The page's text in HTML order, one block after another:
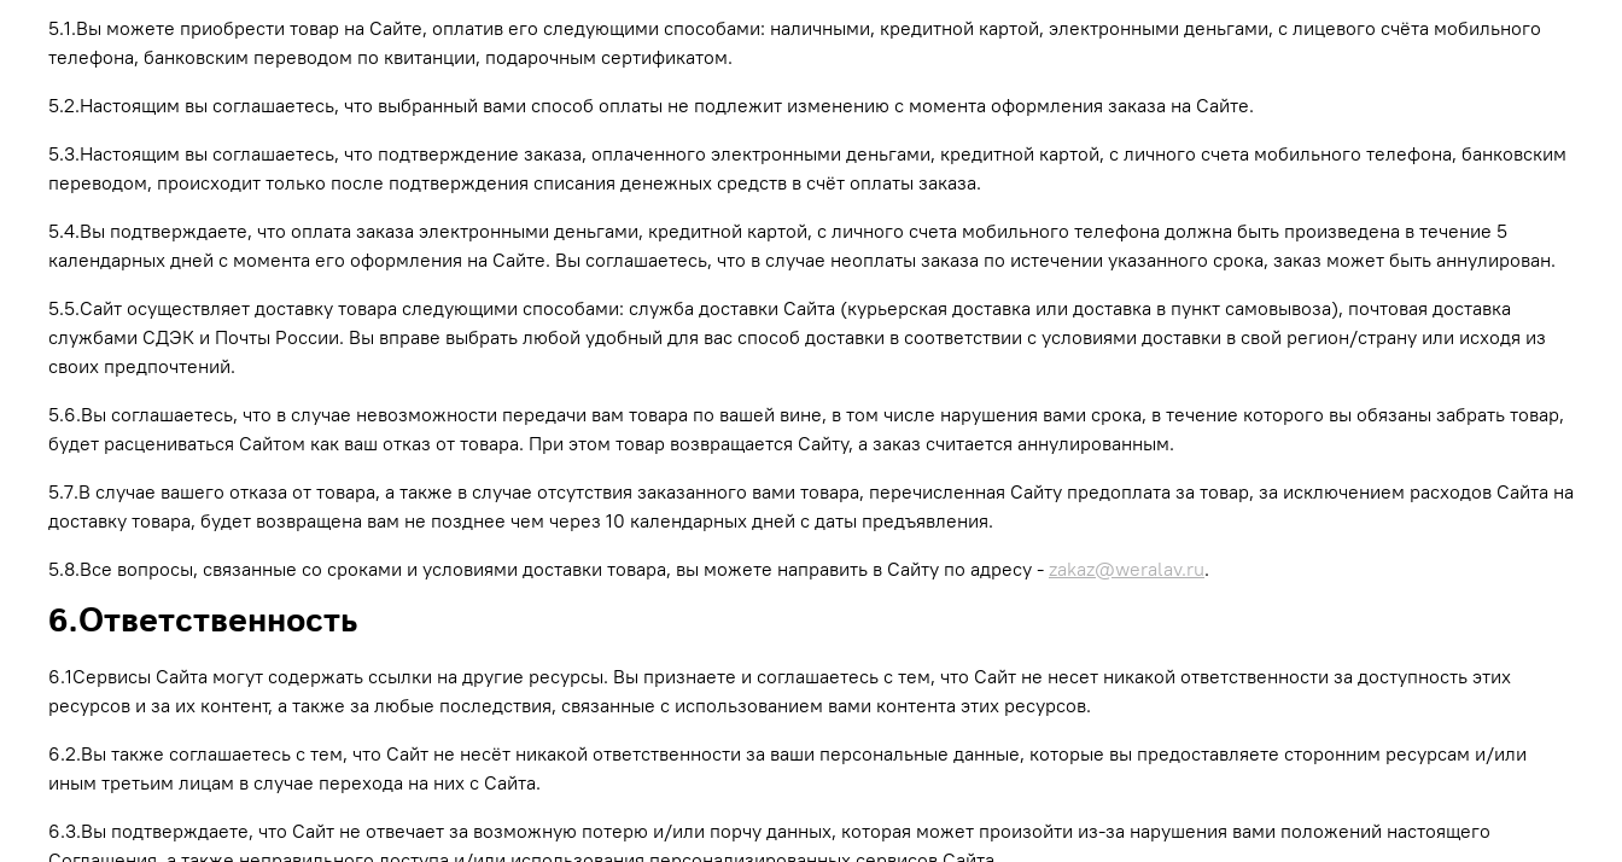
5.1.Вы можете приобрести товар на Сайте, оплатив его следующими способами: наличными, кредитной картой, электронными деньгами, с лицевого счёта мобильного
телефона, банковским переводом по квитанции, подарочным сертификатом.
5.2.Настоящим вы соглашаетесь, что выбранный вами способ оплаты не подлежит изменению с момента оформления заказа на Сайте.
5.3.Настоящим вы соглашаетесь, что подтверждение заказа, оплаченного электронными деньгами, кредитной картой, с личного счета мобильного телефона, банковским
переводом, происходит только после подтверждения списания денежных средств в счёт оплаты заказа.
5.4.Вы подтверждаете, что оплата заказа электронными деньгами, кредитной картой, с личного счета мобильного телефона должна быть произведена в течение 5
календарных дней с момента его оформления на Сайте. Вы соглашаетесь, что в случае неоплаты заказа по истечении указанного срока, заказ может быть аннулирован.
5.5.Сайт осуществляет доставку товара следующими способами: служба доставки Сайта (курьерская доставка или доставка в пункт самовывоза), почтовая доставка
службами СДЭК и Почты России. Вы вправе выбрать любой удобный для вас способ доставки в соответствии с условиями доставки в свой регион/страну или исходя из
своих предпочтений.
5.6.Вы соглашаетесь, что в случае невозможности передачи вам товара по вашей вине, в том числе нарушения вами срока, в течение которого вы обязаны забрать товар,
будет расцениваться Сайтом как ваш отказ от товара. При этом товар возвращается Сайту, а заказ считается аннулированным.
5.7.В случае вашего отказа от товара, а также в случае отсутствия заказанного вами товара, перечисленная Сайту предоплата за товар, за исключением расходов Сайта на
доставку товара, будет возвращена вам не позднее чем через 10 календарных дней с даты предъявления.
5.8.Все вопросы, связанные со сроками и условиями доставки товара, вы можете направить в Сайту по адресу - zakaz@weralav.ru.
6.Ответственность
6.1Сервисы Сайта могут содержать ссылки на другие ресурсы. Вы признаете и соглашаетесь с тем, что Сайт не несет никакой ответственности за доступность этих
ресурсов и за их контент, а также за любые последствия, связанные с использованием вами контента этих ресурсов.
6.2.Вы также соглашаетесь с тем, что Сайт не несёт никакой ответственности за ваши персональные данные, которые вы предоставляете сторонним ресурсам и/или
иным третьим лицам в случае перехода на них с Сайта.
6.3.Вы подтверждаете, что Сайт не отвечает за возможную потерю и/или порчу данных, которая может произойти из-за нарушения вами положений настоящего